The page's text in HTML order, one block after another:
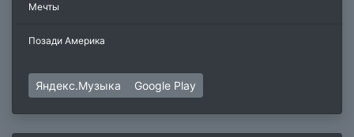
Мечты
Позади Америка
Яндекс.Музыка Google Play